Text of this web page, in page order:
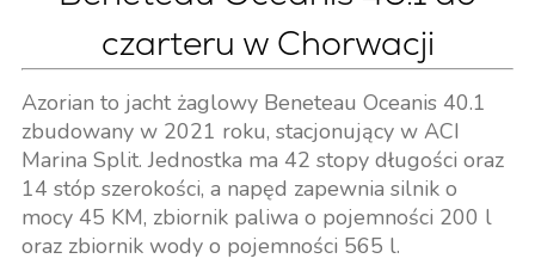
czarteru w Chorwacji
Azorian to jacht żaglowy Beneteau Oceanis 40.1
zbudowany w 2021 roku, stacjonujący w ACI
Marina Split. Jednostka ma 42 stopy długości oraz
14 stóp szerokości, a napęd zapewnia silnik o
mocy 45 KM, zbiornik paliwa o pojemności 200 l
oraz zbiornik wody o pojemności 565 l.